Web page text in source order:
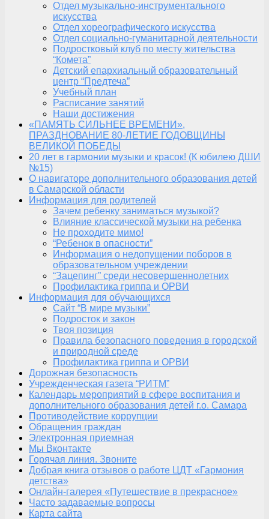
Отдел музыкально-инструментального
искусства
Отдел хореографического искусства
Отдел социально-гуманитарной деятельности
Подростковый клуб по месту жительства
“Комета”
Детский епархиальный образовательный
центр “Предтеча”
Учебный план
Расписание занятий
Наши достижения
«ПАМЯТЬ СИЛЬНЕЕ ВРЕМЕНИ»,
ПРАЗДНОВАНИЕ 80-ЛЕТИЕ ГОДОВЩИНЫ
ВЕЛИКОЙ ПОБЕДЫ
20 лет в гармонии музыки и красок! (К юбилею ДШИ
№15)
О навигаторе дополнительного образования детей
в Самарской области
Информация для родителей
Зачем ребенку заниматься музыкой?
Влияние классической музыки на ребенка
Не проходите мимо!
“Ребенок в опасности”
Информация о недопущении поборов в
образовательном учреждении
“Зацепинг” среди несовершеннолетних
Профилактика гриппа и ОРВИ
Информация для обучающихся
Сайт “В мире музыки”
Подросток и закон
Твоя позиция
Правила безопасного поведения в городской
и природной среде
Профилактика гриппа и ОРВИ
Дорожная безопасность
Учрежденческая газета “РИТМ”
Календарь мероприятий в сфере воспитания и
дополнительного образования детей г.о. Самара
Противодействие коррупции
Обращения граждан
Электронная приемная
Мы Вконтакте
Горячая линия. Звоните
Добрая книга отзывов о работе ЦДТ «Гармония
детства»
Онлайн-галерея «Путешествие в прекрасное»
Часто задаваемые вопросы
Карта сайта